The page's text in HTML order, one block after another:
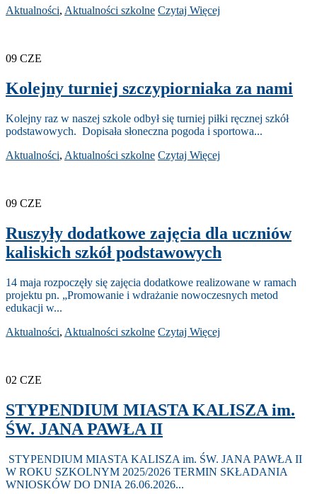
Aktualności, Aktualności szkolne Czytaj Więcej
09 CZE
Kolejny turniej szczypiorniaka za nami
Kolejny raz w naszej szkole odbył się turniej piłki ręcznej szkół
podstawowych. Dopisała słoneczna pogoda i sportowa...
Aktualności, Aktualności szkolne Czytaj Więcej
09 CZE
Ruszyły dodatkowe zajęcia dla uczniów
kaliskich szkół podstawowych
14 maja rozpoczęły się zajęcia dodatkowe realizowane w ramach
projektu pn. „Promowanie i wdrażanie nowoczesnych metod
edukacji w...
Aktualności, Aktualności szkolne Czytaj Więcej
02 CZE
STYPENDIUM MIASTA KALISZA im.
ŚW. JANA PAWŁA II
STYPENDIUM MIASTA KALISZA im. ŚW. JANA PAWŁA II
W ROKU SZKOLNYM 2025/2026 TERMIN SKŁADANIA
WNIOSKÓW DO DNIA 26.06.2026...